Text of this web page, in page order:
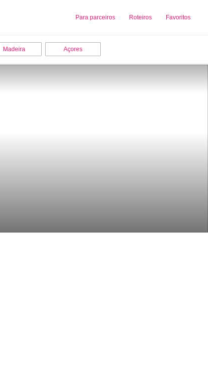
Para parceiros Roteiros Favoritos
Sobre nós Adicionar uma Empresa
Madeira Açores